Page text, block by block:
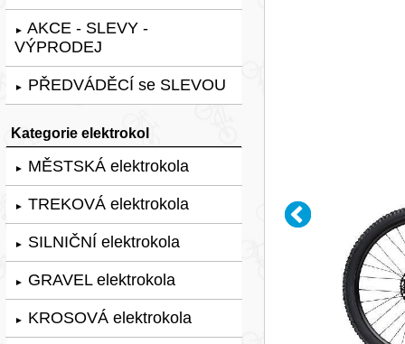
► AKCE - SLEVY -
VÝPRODEJ
► PŘEDVÁDĚCÍ se SLEVOU
Kategorie elektrokol
► MĚSTSKÁ elektrokola
► TREKOVÁ elektrokola
► SILNIČNÍ elektrokola
► GRAVEL elektrokola
► KROSOVÁ elektrokola